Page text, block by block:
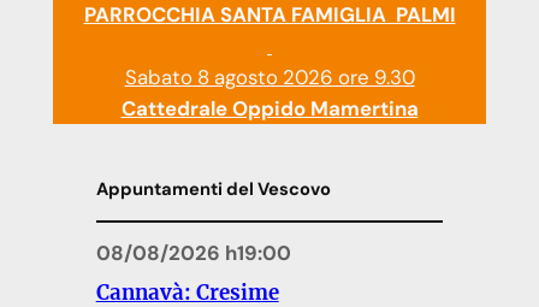
PARROCCHIA SANTA FAMIGLIA PALMI
Sabato 8 agosto 2026 ore 9.30
Cattedrale Oppido Mamertina
Appuntamenti del Vescovo
08/08/2026 h19:00
Cannavà: Cresime